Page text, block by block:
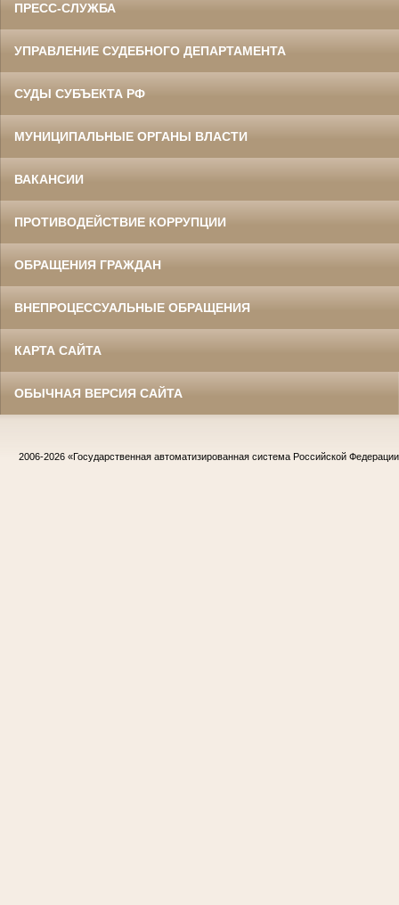
ПРЕСС-СЛУЖБА
УПРАВЛЕНИЕ СУДЕБНОГО ДЕПАРТАМЕНТА
СУДЫ СУБЪЕКТА РФ
МУНИЦИПАЛЬНЫЕ ОРГАНЫ ВЛАСТИ
ВАКАНСИИ
ПРОТИВОДЕЙСТВИЕ КОРРУПЦИИ
ОБРАЩЕНИЯ ГРАЖДАН
ВНЕПРОЦЕССУАЛЬНЫЕ ОБРАЩЕНИЯ
КАРТА САЙТА
ОБЫЧНАЯ ВЕРСИЯ САЙТА
2006-2026 «Государственная автоматизированная система Российской